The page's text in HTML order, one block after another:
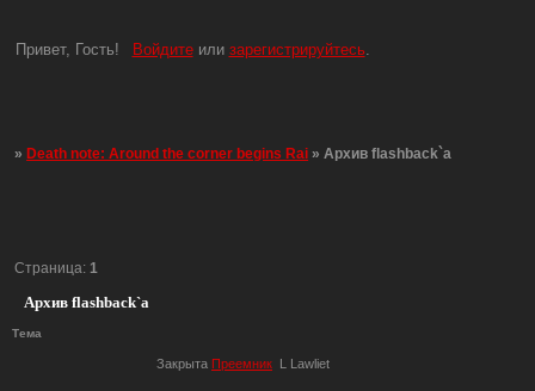
Привет, Гость! Войдитеили зарегистрируйтесь.
»Death note: Around the corner begins Rai »Архив flashback`a
Архив flashback`a
Страница: 1
Тема
Закрыта Преемник L Lawliet